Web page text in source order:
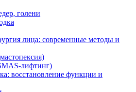
голени
лица: современные методы и
лифтинг)
восстановление функции и